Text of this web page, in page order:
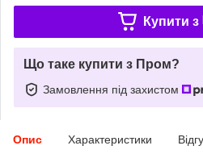
Купити з
Що таке купити з Пром?
Замовлення під захистом
Опис Характеристики